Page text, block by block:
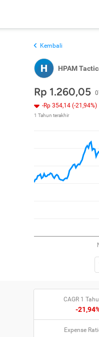
Kembali
H HPAM
Rp 1.260,05
-Rp 354,14 (-21,94%)
1 Tahun terakhir
CAGR 1
-
Expense